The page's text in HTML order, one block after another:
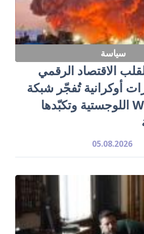
سياسة
الاقتصاد الرقمي
أوكرانية تُفجّر شبكة
WILDBERRIES اللوجستية وتكبّدها
05.08.2026